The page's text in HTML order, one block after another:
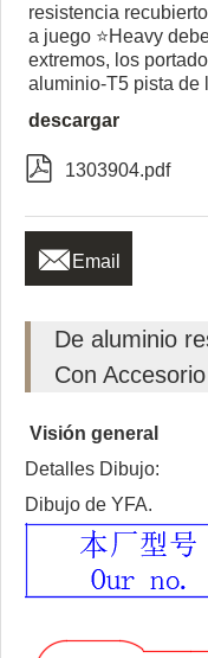
resistencia
a juego ⭐Heavy
extremos, los
aluminio-T5 pista de
descargar
 1303904.pdf
 Email
De aluminio
Con Accesorio
Visión general
Detalles Dibujo:
Dibujo de YFA.